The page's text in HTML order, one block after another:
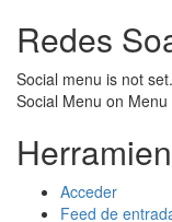
Redes
Social menu is not
Social Menu on Menu
Acceder
Feed de